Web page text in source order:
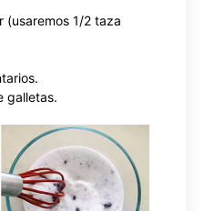
(usaremos 1/2 taza
galletas.